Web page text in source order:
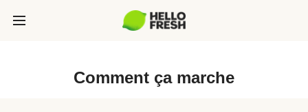
Comment ça marche